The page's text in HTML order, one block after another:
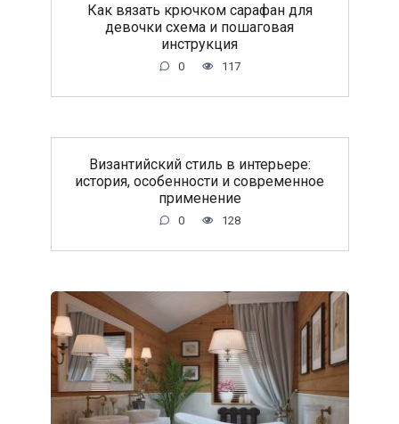
Как вязать крючком сарафан для
девочки схема и пошаговая
инструкция
0 117
Византийский стиль в интерьере:
история, особенности и современное
применение
0 128